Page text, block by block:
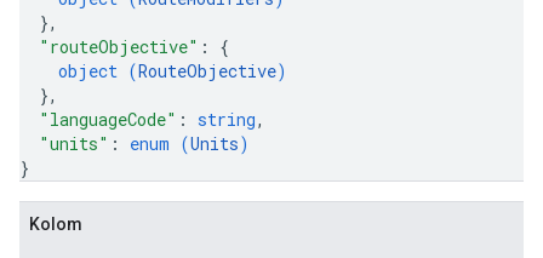
},
"routeObjective" : {
object (RouteObjective)
},
"languageCode" : string,
"units" : enum (Units)
}
Kolom